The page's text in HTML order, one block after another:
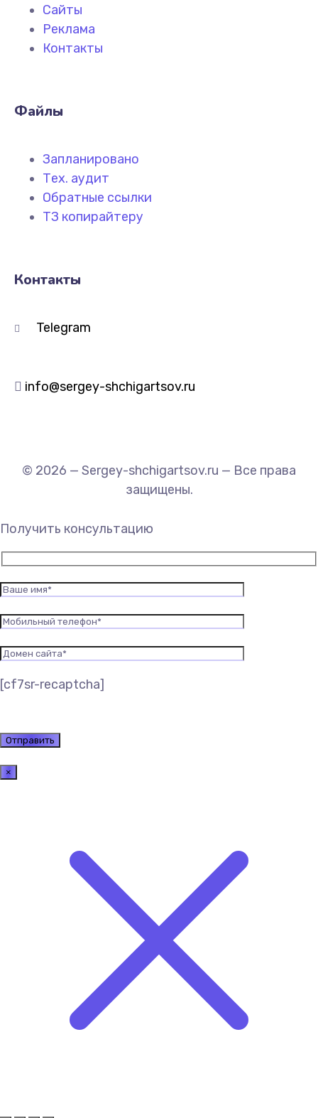
Сайты
Реклама
Контакты
Файлы
Запланировано
Тех. аудит
Обратные ссылки
ТЗ копирайтеру
Контакты
Telegram
info@sergey-shchigartsov.ru
© 2026 — Sergey-shchigartsov.ru — Все права
защищены.
Получить консультацию
[cf7sr-recaptcha]
×